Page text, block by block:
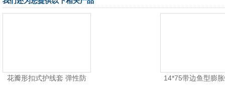
花瓣形扣式护线套 弹性防
14*75带边鱼型膨